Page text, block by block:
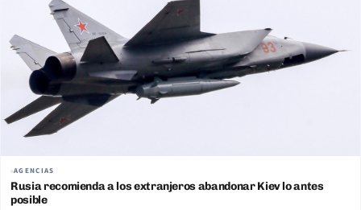
AGENCIAS
Rusia recomienda a los extranjeros abandonar Kiev lo antes
posible